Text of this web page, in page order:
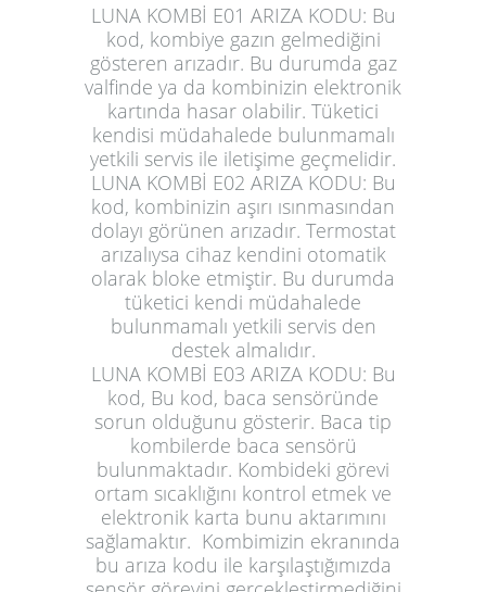
LUNA KOMBİ E01 ARIZA KODU: Bu
kod, kombiye gazın gelmediğini
gösteren arızadır. Bu durumda gaz
valfinde ya da kombinizin elektronik
kartında hasar olabilir. Tüketici
kendisi müdahalede bulunmamalı
yetkili servis ile iletişime geçmelidir.
LUNA KOMBİ E02 ARIZA KODU: Bu
kod, kombinizin aşırı ısınmasından
dolayı görünen arızadır. Termostat
arızalıysa cihaz kendini otomatik
olarak bloke etmiştir. Bu durumda
tüketici kendi müdahalede
bulunmamalı yetkili servis den
destek almalıdır.
LUNA KOMBİ E03 ARIZA KODU: Bu
kod, Bu kod, baca sensöründe
sorun olduğunu gösterir. Baca tip
kombilerde baca sensörü
bulunmaktadır. Kombideki görevi
ortam sıcaklığını kontrol etmek ve
elektronik karta bunu aktarımını
sağlamaktır. Kombimizin ekranında
bu arıza kodu ile karşılaştığımızda